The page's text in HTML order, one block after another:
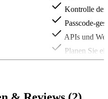
Kontrolle der
Passcode-
APIs und
Planen Sie